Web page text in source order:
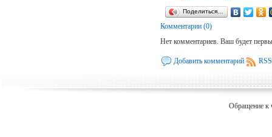
Поделиться…
Комментарии (0)
Нет комментариев. Ваш будет
Добавить комментарий
Обращение к